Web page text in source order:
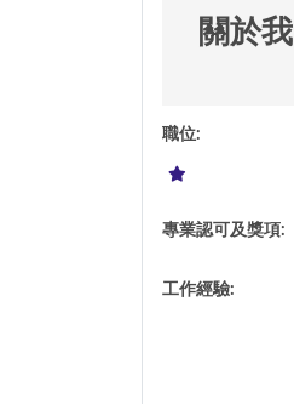
關於我
職位:
專業認可及獎項:
工作經驗: